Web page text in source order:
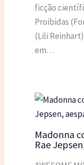
ficção
Proibidas
(Lili
em…
Madonna
Rae